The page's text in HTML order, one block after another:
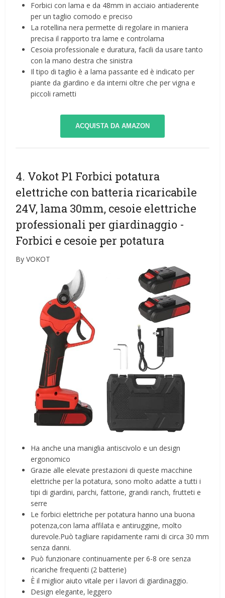
Forbici con lama e da 48mm in acciaio antiaderente
per un taglio comodo e preciso
La rotellina nera permette di regolare in maniera
precisa il rapporto tra lame e controlama
Cesoia professionale e duratura, facili da usare tanto
con la mano destra che sinistra
Il tipo di taglio è a lama passante ed è indicato per
piante da giardino e da interni oltre che per vigna e
piccoli rametti
ACQUISTA DA AMAZON
4. Vokot P1 Forbici potatura
elettriche con batteria ricaricabile
24V, lama 30mm, cesoie elettriche
professionali per giardinaggio -
Forbici e cesoie per potatura
By VOKOT
Ha anche una maniglia antiscivolo e un design
ergonomico
Grazie alle elevate prestazioni di queste macchine
elettriche per la potatura, sono molto adatte a tutti i
tipi di giardini, parchi, fattorie, grandi ranch, frutteti e
serre
Le forbici elettriche per potatura hanno una buona
potenza,con lama affilata e antiruggine, molto
durevole.Può tagliare rapidamente rami di circa 30 mm
senza danni.
Può funzionare continuamente per 6-8 ore senza
ricariche frequenti (2 batterie)
È il miglior aiuto vitale per i lavori di giardinaggio.
Design elegante, leggero